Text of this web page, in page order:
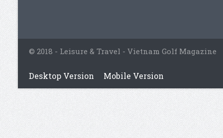
© 2018 - Leisure & Travel - Vietnam Golf Magazine
Desktop Version Mobile Version